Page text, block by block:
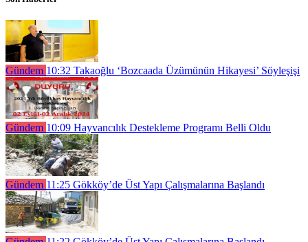
Gündem 10:32 Takaoğlu ‘Bozcaada Üzümünün Hikayesi’ Söyleşişi
Gündem 10:09 Hayvancılık Destekleme Programı Belli Oldu
Gündem 11:25 Gökköy’de Üst Yapı Çalışmalarına Başlandı